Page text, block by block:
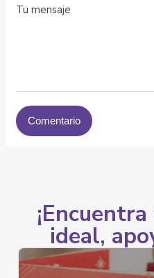
ideal,
Marcas